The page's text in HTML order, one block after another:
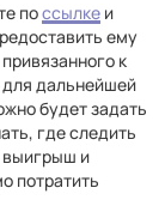
поссылке и
ему
к
для дальнейшей
будет задать
где следить
выигрыш и
потратить